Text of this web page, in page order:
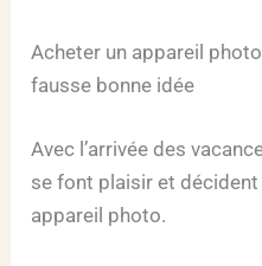
Acheter un appareil
fausse bonne idée
Avec l’arrivée des
se font plaisir et décident
appareil photo.